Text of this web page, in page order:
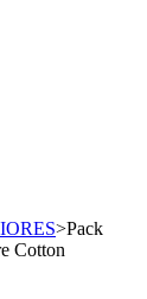
>Pack
Cotton